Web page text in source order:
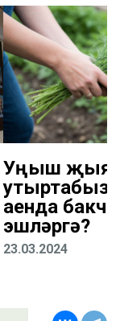
Уңыш
утыртабыз:
аенда
эшләргә?
23.03.2024